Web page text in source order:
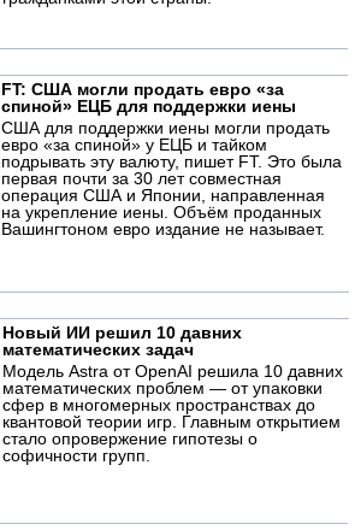
FT: США могли продать евро «за
спиной» ЕЦБ для поддержки иены
США для поддержки иены могли продать
евро «за спиной» у ЕЦБ и тайком
подрывать эту валюту, пишет FT. Это была
первая почти за 30 лет совместная
операция США и Японии, направленная
на укрепление иены. Объём проданных
Вашингтоном евро издание не называет.
Новый ИИ решил 10 давних
математических задач
Модель Astra от OpenAI решила 10 давних
математических проблем — от упаковки
сфер в многомерных пространствах до
квантовой теории игр. Главным открытием
стало опровержение гипотезы о
софичности групп.